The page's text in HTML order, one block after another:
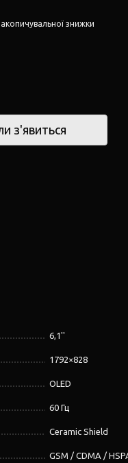
знижки
з'явиться
6,1''
1792×828
OLED
60 Гц
Ceramic Shield
GSM / CDMA /